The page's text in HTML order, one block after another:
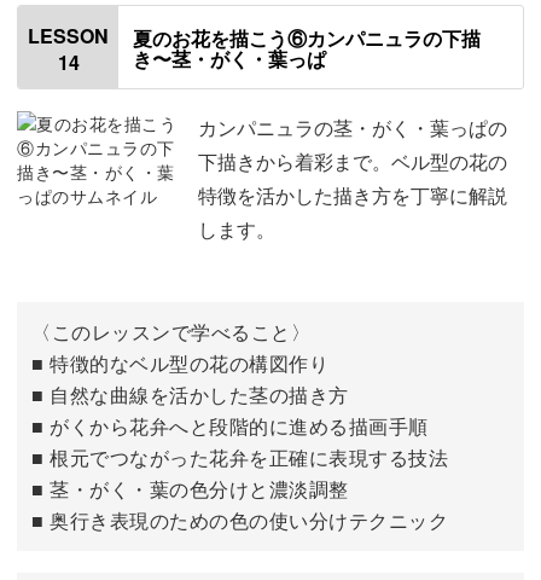
ランタナの花芯の色を塗る
茎と葉っぱを描く
LESSON
14
夏のお花を描こう⑥カンパニュラの下描
き〜茎・がく・葉っぱ
カンパニュラの茎・がく・葉っぱの
下描きから着彩まで。ベル型の花の
特徴を活かした描き方を丁寧に解説
します。
〈このレッスンで学べること〉
■ 特徴的なベル型の花の構図作り
■ 自然な曲線を活かした茎の描き方
■ がくから花弁へと段階的に進める描画手順
■ 根元でつながった花弁を正確に表現する技法
■ 茎・がく・葉の色分けと濃淡調整
■ 奥行き表現のための色の使い分けテクニック